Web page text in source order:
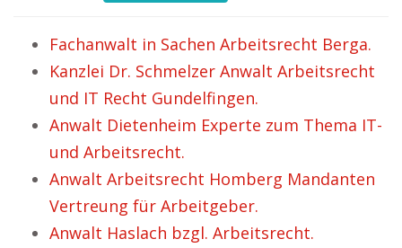
Fachanwalt in Sachen Arbeitsrecht Berga.
Kanzlei Dr. Schmelzer Anwalt Arbeitsrecht
und IT Recht Gundelfingen.
Anwalt Dietenheim Experte zum Thema IT-
und Arbeitsrecht.
Anwalt Arbeitsrecht Homberg Mandanten
Vertreung für Arbeitgeber.
Anwalt Haslach bzgl. Arbeitsrecht.